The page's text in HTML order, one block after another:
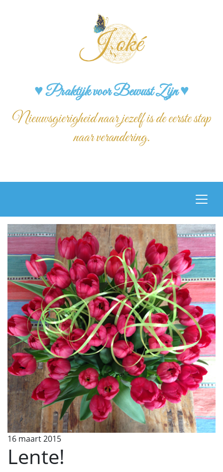
♥ Praktijk voor Bewust Zijn ♥
Nieuwsgierigheid naar jezelf is de eerste stap
naar verandering.
16 maart 2015
Lente!